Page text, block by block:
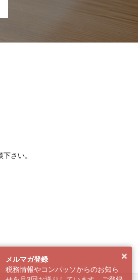
さい。
×
メルマガ登録
税務情報やコンパッソからのお知ら